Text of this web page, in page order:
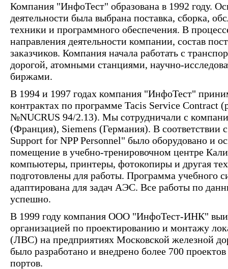
Компания "ИнфоТест" образована в 1992 году.
деятельности была выбрана поставка, сборка,
техники и программного обеспечения. В
направления деятельности компании, состав
заказчиков. Компания начала работать с
дорогой, атомными станциями, научно-
биржами.
В 1994 и 1997 годах компания "ИнфоТест"
контрактах по программе Tacis Service Contract
№NUCRUS 94/2.13). Мы сотрудничали с
(Франция), Siemens (Германия). В соответствии
Support for NPP Personnel" было оборудовано и
помещение в учебно-тренировочном центре
компьютеры, принтеры, фотокопиры и другая
подготовлены для работы. Программа учебного
адаптирована для задач АЭС. Все работы по
успешно.
В 1999 году компания ООО "ИнфоТест-ИНК"
организацией по проектированию и монтажу
(ЛВС) на предприятиях Московской железной
было разработано и внедрено более 700
портов.